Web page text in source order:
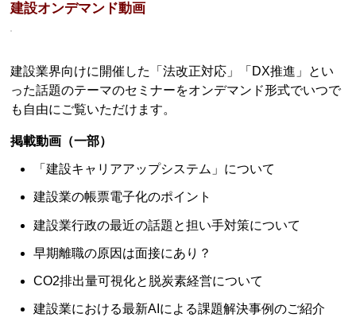
建設オンデマンド動画
建設業界向けに開催した「法改正対応」「DX推進」とい
った話題のテーマのセミナーをオンデマンド形式でいつで
も自由にご覧いただけます。
掲載動画（一部）
「建設キャリアアップシステム」について
建設業の帳票電子化のポイント
建設業行政の最近の話題と担い手対策について
早期離職の原因は面接にあり？
CO2排出量可視化と脱炭素経営について
建設業における最新AIによる課題解決事例のご紹介